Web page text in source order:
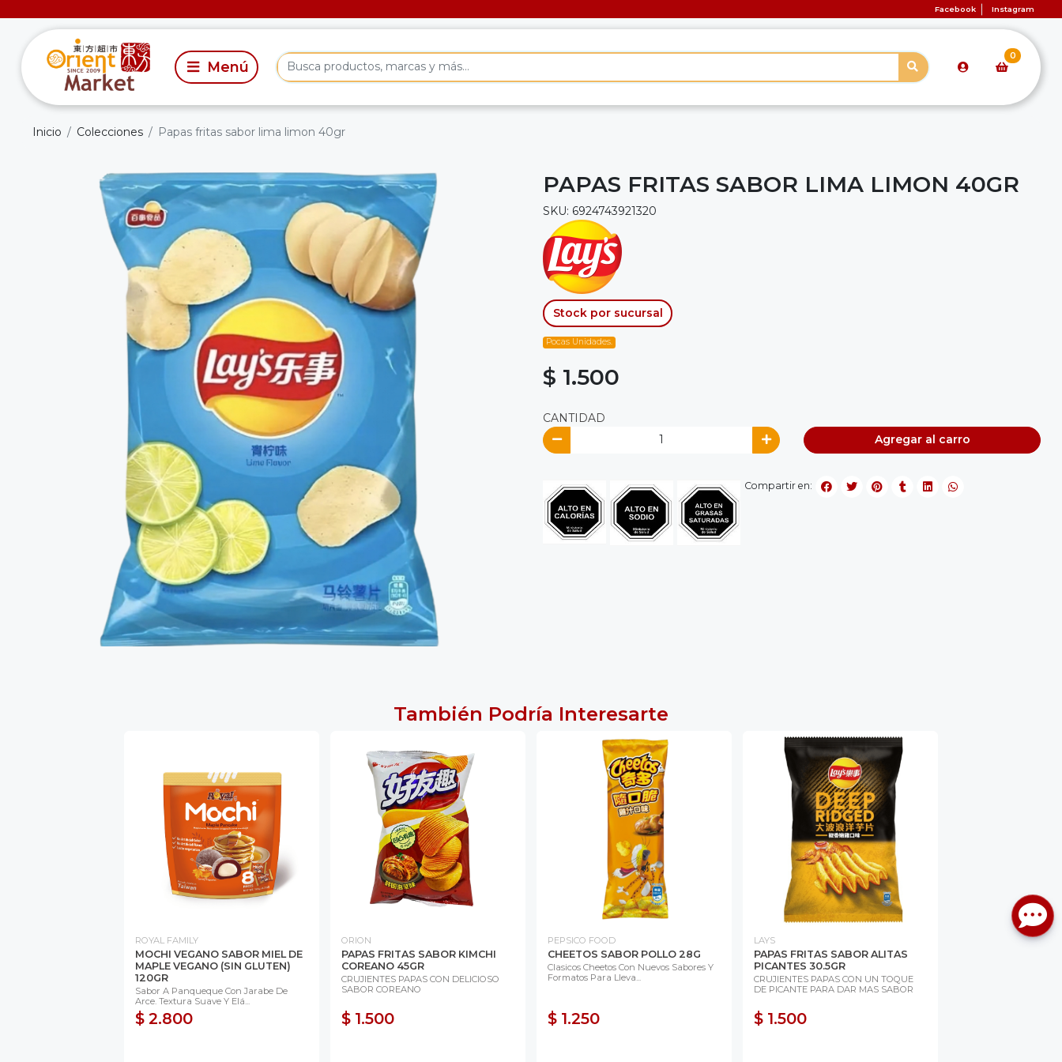
Facebook Instagram
0
Inicio Colecciones Papas fritas sabor lima limon 40gr
PAPAS FRITAS SABOR LIMA LIMON 40GR
SKU: 6924743921320
Stock por sucursal
Pocas Unidades.
$ 1.500
CANTIDAD
Agregar al carro
Compartir en:
También Podría Interesarte
ROYAL FAMILY
MOCHI VEGANO SABOR MIEL DE
MAPLE VEGANO (SIN GLUTEN)
120GR
Sabor A Panqueque Con Jarabe De
Arce. Textura Suave Y Elá...
$ 2.800
ORION
PAPAS FRITAS SABOR KIMCHI
COREANO 45GR
CRUJIENTES PAPAS CON DELICIOSO
SABOR COREANO
$ 1.500
PEPSICO FOOD
CHEETOS SABOR POLLO 28G
Clasicos Cheetos Con Nuevos Sabores Y
Formatos Para Lleva...
$ 1.250
LAYS
PAPAS FRITAS SABOR ALITAS
PICANTES 30.5GR
CRUJIENTES PAPAS CON UN TOQUE
DE PICANTE PARA DAR MAS SABOR
$ 1.500